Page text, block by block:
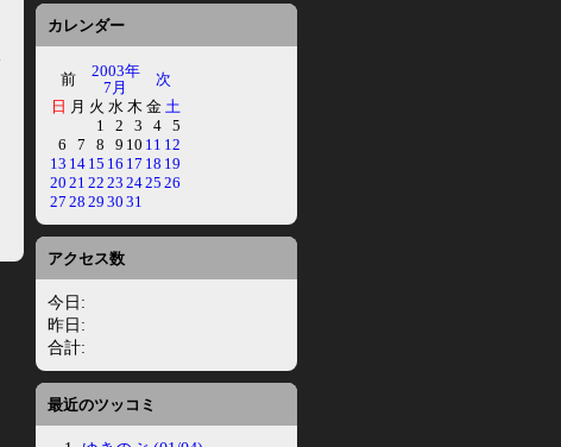
カレンダー
前
2003年
7月
次
日 月 火 水 木 金 土
1
2 3 4 5
6
7 8 9 10 11 12
13 14 15 16 17 18 19
20 21 22 23 2425 26
27 28 29 30 31
アクセス数
今日:
昨日:
合計:
最近のツッコミ